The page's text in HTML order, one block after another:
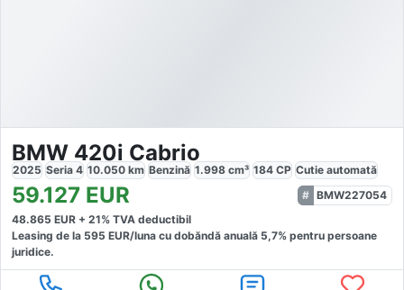
BMW 420i Cabrio
2025 Seria 4 10.050 km Benzină 1.998 cm³ 184 CP Cutie automată
59.127 EUR
BMW227054
48.865 EUR + 21% TVA deductibil
Leasing de la 595 EUR/luna cu dobăndă anuală 5,7% pentru persoane
juridice.